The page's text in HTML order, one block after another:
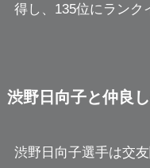
得し、135位にランク
渋野日向子と仲良
渋野日向子選手は交友